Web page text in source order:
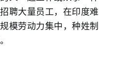
聘大量员工，在印度难
模劳动力集中，种姓制